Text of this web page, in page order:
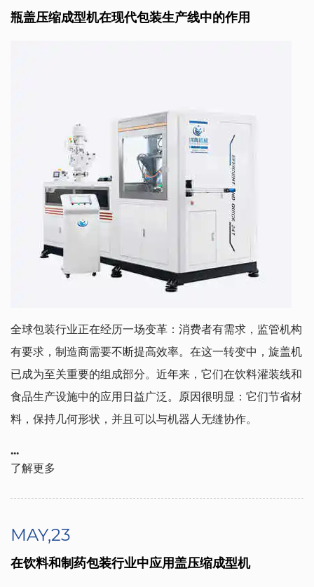
瓶盖压缩成型机在现代包装生产线中的作用
全球包装行业正在经历一场变革：消费者有需求，监管机构
有要求，制造商需要不断提高效率。在这一转变中，旋盖机
已成为至关重要的组成部分。近年来，它们在饮料灌装线和
食品生产设施中的应用日益广泛。原因很明显：它们节省材
料，保持几何形状，并且可以与机器人无缝协作。
...
了解更多
MAY,23
在饮料和制药包装行业中应用盖压缩成型机